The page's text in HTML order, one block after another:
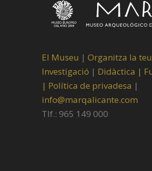
El Museu | Organitza la
Investigació | Didàctica |
| Política de privadesa |
info@marqalicante.com
Tlf.: 965 149 000